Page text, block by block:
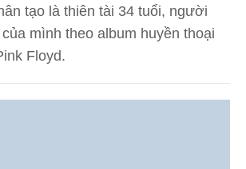
tạo là thiên tài 34 tuổi, người
mình theo album huyền thoại
Floyd.